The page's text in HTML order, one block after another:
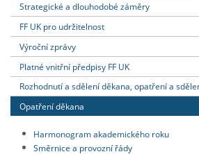
Strategické a dlouhodobé záměry
FF UK pro udržitelnost
Výroční zprávy
Platné vnitřní předpisy FF UK
Rozhodnutí a sdělení děkana, opatření a
Opatření děkana
Harmonogram akademického roku
Směrnice a provozní řády